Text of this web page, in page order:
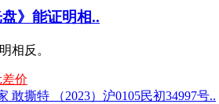
》能证明相..
相反。
价
撕特 （2023）沪0105民初34997号..